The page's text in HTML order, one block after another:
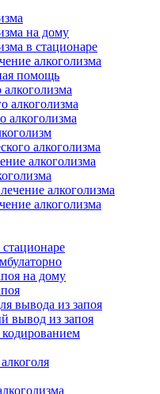
на дому
в стационаре
алкоголизма
помощь
алкоголизма
алкоголизма
алкоголизма
алкоголизма
алкоголизма
алкоголизма
на дому
вывода из запоя
вывод из запоя